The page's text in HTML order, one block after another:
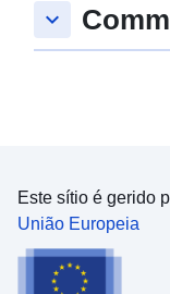
keyboard_arrow_down
Este sítio é gerido
União Europeia